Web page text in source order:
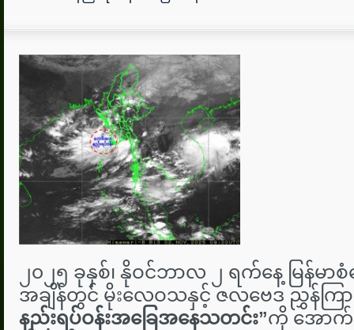
၂၀၂၅ ခုနှစ်၊ နိုဝင်ဘာလ ၂ ရက်နေ့ မြန်မာစံ
အချိန်တွင် မိုးလေဝသနှင့် ဇလဗေဒ ညွှန်ကြား
နည်းရပ်ဝန်းအခြေအနေသတင်း”ကို အောက်